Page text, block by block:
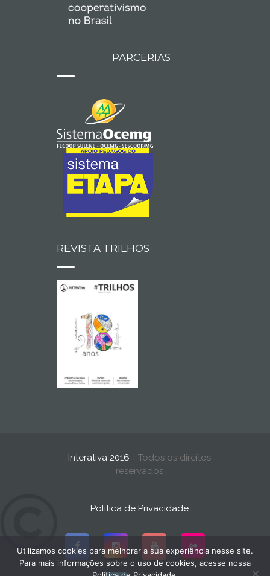
PARCERIAS
REVISTA TRILHOS
Interativa 2016 - Todos os direitos
reservados
Política de Privacidade
Utilizamos cookies para melhorar a sua experiência nesse site.
Para mais informações sobre o uso de cookies, acesse nossa